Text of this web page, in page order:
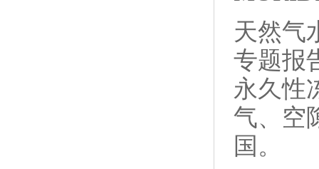
天然气
专题报
永久性
气、空
国。